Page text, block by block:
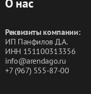
О нас
Реквизиты компании:
ИП Панфилов Д.А.
ИНН 151100313356
info@arendago.ru
+7 (967) 555-87-00